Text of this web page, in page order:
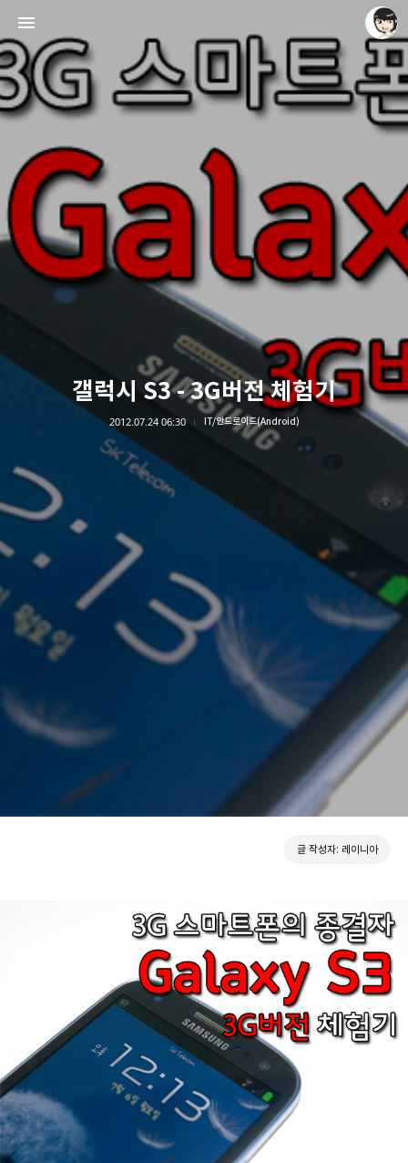
갤럭시 S3 - 3G버전 체험기
2012.07.24 06:30 IT/안드로이드(Android)
글 작성자: 레이니아
레이니아
레이니아